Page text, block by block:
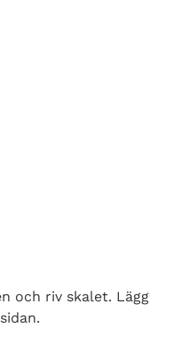
och riv skalet. Lägg